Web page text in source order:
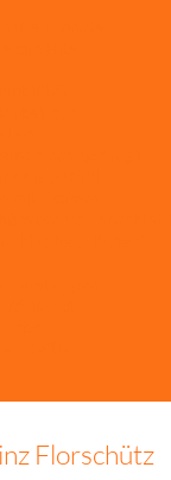
Florschütz